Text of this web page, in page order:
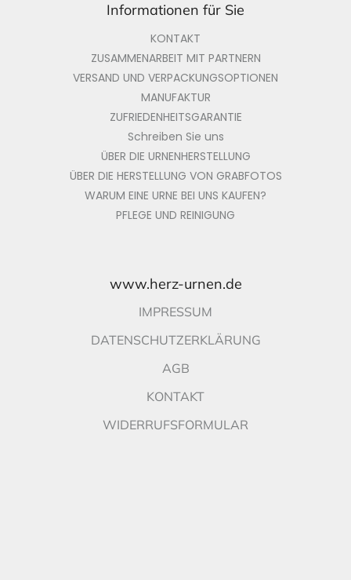
Informationen für Sie
KONTAKT
ZUSAMMENARBEIT MIT PARTNERN
VERSAND UND VERPACKUNGSOPTIONEN
MANUFAKTUR
ZUFRIEDENHEITSGARANTIE
Schreiben Sie uns
ÜBER DIE URNENHERSTELLUNG
ÜBER DIE HERSTELLUNG VON GRABFOTOS
WARUM EINE URNE BEI UNS KAUFEN?
PFLEGE UND REINIGUNG
www.herz-urnen.de
IMPRESSUM
DATENSCHUTZERKLÄRUNG
AGB
KONTAKT
WIDERRUFSFORMULAR